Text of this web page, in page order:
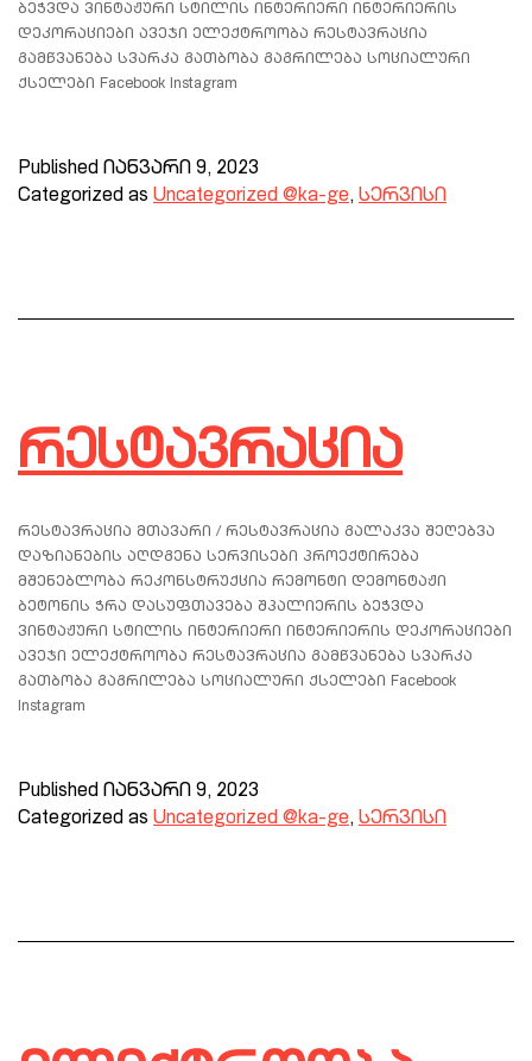
ბეჭვდა ვინტაჟური სტილის ინტერიერი ინტერიერის
დეკორაციები ავეჯი ელექტროობა რესტავრაცია
გამწვანება სვარკა გათბობა გაგრილება სოციალური
ქსელები Facebook Instagram
Published იანვარი 9, 2023
Categorized as Uncategorized @ka-ge, სერვისი
რესტავრაცია
რესტავრაცია მთავარი / რესტავრაცია გალაკვა შეღებვა
დაზიანების აღდგენა სერვისები პროექტირება
მშენებლობა რეკონსტრუქცია რემონტი დემონტაჟი
ბეტონის ჭრა დასუფთავება შპალიერის ბეჭვდა
ვინტაჟური სტილის ინტერიერი ინტერიერის დეკორაციები
ავეჯი ელექტროობა რესტავრაცია გამწვანება სვარკა
გათბობა გაგრილება სოციალური ქსელები Facebook
Instagram
Published იანვარი 9, 2023
Categorized as Uncategorized @ka-ge, სერვისი